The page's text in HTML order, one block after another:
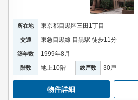
所在地 東京都目黒区三田1丁目
交通 東急目黒線 目黒駅 徒歩11分
築年数 1999年8月
階数 地上10階 総戸数 30戸
物件詳細